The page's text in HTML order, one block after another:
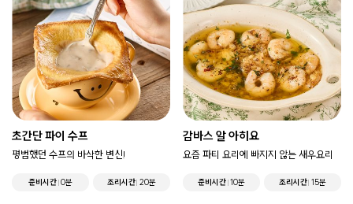
초간단 파이 수프
평범했던 수프의 바삭한 변신!
준비시간 0분 조리시간 20분
감바스 알 아히요
요즘 파티 요리에 빠지지 않는 새우요리
준비시간 10분 조리시간 15분